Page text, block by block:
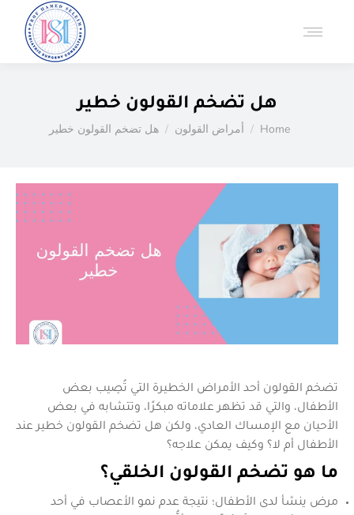
هل تضخم القولون خطير
You are here:
Home أمراض القولون هل تضخم القولون خطير
تضخم القولون أحد الأمراض الخطيرة التي تُصِيب بعض
الأطفال، والتي قد تظهر علاماته مبكرًا، وتتشابه في بعض
الأحيان مع الإمساك العادي، ولكن هل تضخم القولون خطير عند
الأطفال أم لا؟ وكيف يمكن علاجه؟
ما هو تضخم القولون الخلقي؟
مرض ينشأ لدى الأطفال؛ نتيجة عدم نمو الأعصاب في أحد